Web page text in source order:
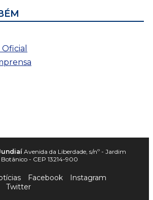
Avenida da Liberdade, s/nº - Jardim
Botânico - CEP 13214-900
Facebook
Instagram
Twitter